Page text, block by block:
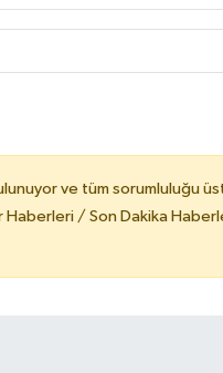
ve tüm sorumluluğu
/ Son Dakika